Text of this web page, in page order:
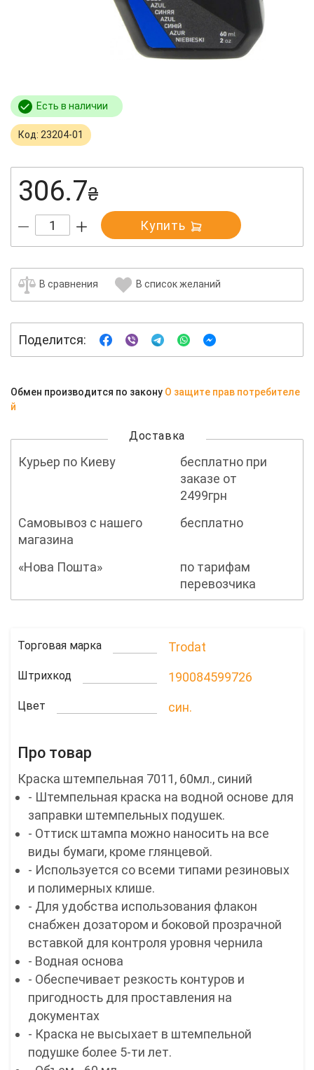
Есть в наличии
Код: 23204-01
306.7₴
Купить
В сравнения В список желаний
Поделится:
Обмен производится по закону О защите прав потребителе
й
Доставка
Курьер по Киеву
бесплатно при
заказе от
2499грн
Самовывоз с нашего
магазина
бесплатно
«Нова Пошта»
по тарифам
перевозчика
Торговая марка Trodat
Штрихкод 190084599726
Цвет син.
Про товар
Краска штемпельная 7011, 60мл., синий
- Штемпельная краска на водной основе для
заправки штемпельных подушек.
- Оттиск штампа можно наносить на все
виды бумаги, кроме глянцевой.
- Используется со всеми типами резиновых
и полимерных клише.
- Для удобства использования флакон
снабжен дозатором и боковой прозрачной
вставкой для контроля уровня чернила
- Водная основа
- Обеспечивает резкость контуров и
пригодность для проставления на
документах
- Краска не высыхает в штемпельной
подушке более 5-ти лет.